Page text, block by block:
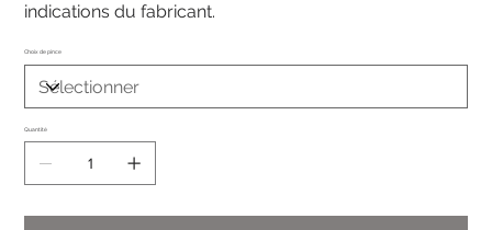
indications du fabricant.
Choix de pince
Quantité